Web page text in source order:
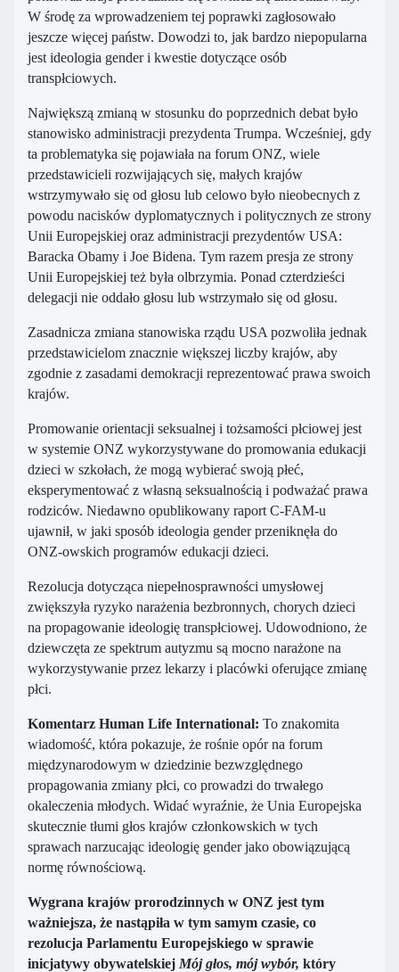
W środę za wprowadzeniem tej poprawki zagłosowało
jeszcze więcej państw. Dowodzi to, jak bardzo niepopularna
jest ideologia gender i kwestie dotyczące osób
transpłciowych.
Największą zmianą w stosunku do poprzednich debat było
stanowisko administracji prezydenta Trumpa. Wcześniej, gdy
ta problematyka się pojawiała na forum ONZ, wiele
przedstawicieli rozwijających się, małych krajów
wstrzymywało się od głosu lub celowo było nieobecnych z
powodu nacisków dyplomatycznych i politycznych ze strony
Unii Europejskiej oraz administracji prezydentów USA:
Baracka Obamy i Joe Bidena. Tym razem presja ze strony
Unii Europejskiej też była olbrzymia. Ponad czterdzieści
delegacji nie oddało głosu lub wstrzymało się od głosu.
Zasadnicza zmiana stanowiska rządu USA pozwoliła jednak
przedstawicielom znacznie większej liczby krajów, aby
zgodnie z zasadami demokracji reprezentować prawa swoich
krajów.
Promowanie orientacji seksualnej i tożsamości płciowej jest
w systemie ONZ wykorzystywane do promowania edukacji
dzieci w szkołach, że mogą wybierać swoją płeć,
eksperymentować z własną seksualnością i podważać prawa
rodziców. Niedawno opublikowany raport C-FAM-u
ujawnił, w jaki sposób ideologia gender przeniknęła do
ONZ-owskich programów edukacji dzieci.
Rezolucja dotycząca niepełnosprawności umysłowej
zwiększyła ryzyko narażenia bezbronnych, chorych dzieci
na propagowanie ideologię transpłciowej. Udowodniono, że
dziewczęta ze spektrum autyzmu są mocno narażone na
wykorzystywanie przez lekarzy i placówki oferujące zmianę
płci.
Komentarz Human Life International: To znakomita
wiadomość, która pokazuje, że rośnie opór na forum
międzynarodowym w dziedzinie bezwzględnego
propagowania zmiany płci, co prowadzi do trwałego
okaleczenia młodych. Widać wyraźnie, że Unia Europejska
skutecznie tłumi głos krajów członkowskich w tych
sprawach narzucając ideologię gender jako obowiązującą
normę równościową.
Wygrana krajów prorodzinnych w ONZ jest tym
ważniejsza, że nastąpiła w tym samym czasie, co
rezolucja Parlamentu Europejskiego w sprawie
inicjatywy obywatelskiej Mój głos, mój wybór, który